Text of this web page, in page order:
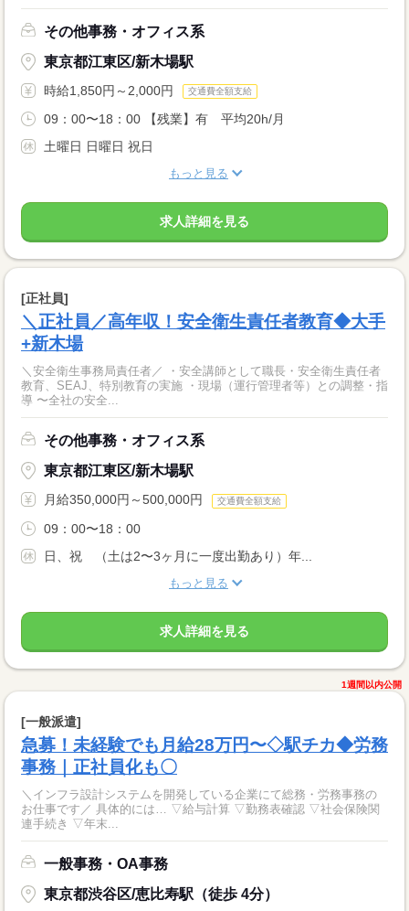
その他事務・オフィス系
東京都江東区/新木場駅
時給1,850円～2,000円 交通費全額支給
09：00〜18：00 【残業】有 平均20h/月
土曜日 日曜日 祝日
もっと見る
求人詳細を見る
[正社員]
＼正社員／高年収！安全衛生責任者教育◆大手
+新木場
＼安全衛生事務局責任者／ ・安全講師として職長・安全衛生責任者
教育、SEAJ、特別教育の実施 ・現場（運行管理者等）との調整・指
導 〜全社の安全...
その他事務・オフィス系
東京都江東区/新木場駅
月給350,000円～500,000円 交通費全額支給
09：00〜18：00
日、祝 （土は2〜3ヶ月に一度出勤あり）年...
もっと見る
求人詳細を見る
1週間以内公開
[一般派遣]
急募！未経験でも月給28万円〜◇駅チカ◆労務
事務｜正社員化も〇
＼インフラ設計システムを開発している企業にて総務・労務事務の
お仕事です／ 具体的には… ▽給与計算 ▽勤務表確認 ▽社会保険関
連手続き ▽年末...
一般事務・OA事務
東京都渋谷区/恵比寿駅（徒歩 4分）